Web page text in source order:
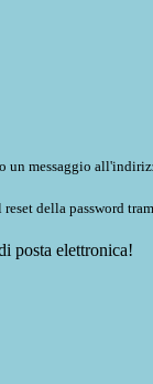
un messaggio
della password
posta elettronica!